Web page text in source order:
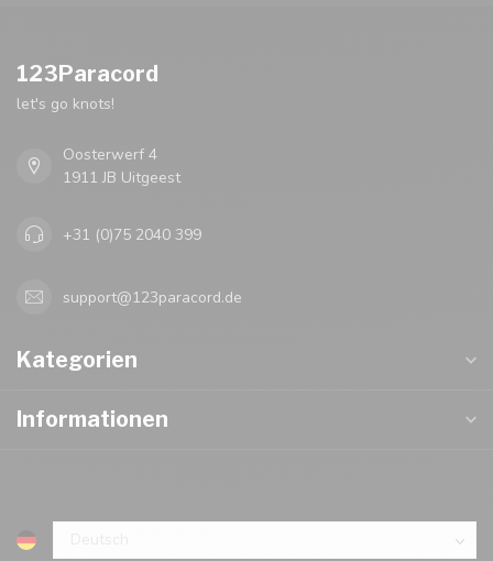
123Paracord
let's go knots!
Oosterwerf 4
1911 JB Uitgeest
+31 (0)75 2040 399
support@123paracord.de
Kategorien
Informationen